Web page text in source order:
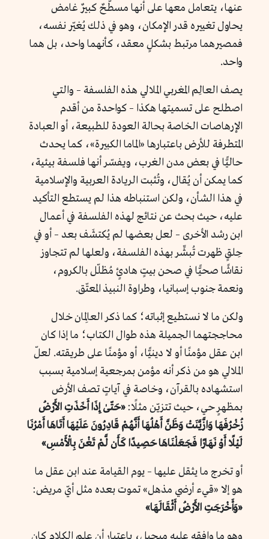
عنها، يتعامل معها على أنها مسطّحٌ كبيرٌ غامض
يحاول تغييره قدر الإمكان، وهو في ذلك يُغيّر نفسه،
فمصيرهما مرتبط بشكلٍ معقد، كأنهما واحد، بل هما
واحد.
يصف العالِم المغربي الملالي هذه الفلسفة – والتي
اصطلح على تسميتها هكذا – كواحدة من أقدم
الإرهاصات الخاصة بحالة العودة للطبيعة، أو العبادة
المتطرفة للأرض باعتبارها «الماما الكبيرة»، كما يحدث
حاليًّا في بعض مدن الغرب، ويفسّر أنها فلسفة بيئية،
كما يمكن أن يُقال، وتُثبت الريادة العربية والإسلامية
في هذا الشأن، ولكن استنباطه هذا لم يستطع التأكيد
عليه، حيث بحث عن نتائج لهذه الفلسفة في أعمال
ابن رشد الأخرى – لعل بعضها لم يُكتشَف بعد – أو في
حِلقٍ ظهرت تُبشِّر بهذه الفلسفة، ولعلها لم تتجاوز
نقاشًا صحيًّا في صحن بيتٍ هادئٍ مُظلّل بالكروم،
ونعمة جنوب إسبانيا، وطراوة النبيذ المعتّق.
ولكن ما لا نستطيع إثباته؛ كما ذكر العالِمان خلال
محاججتهما الجميلة هذه طوال الكتاب؛ ما إذا كان
ابن عقل مؤمنًا أو لا دينيًّا، أو مؤمنًا على طريقته. لعلّ
الملالي هو من ذكر أنه مؤمن بمرجعية إسلامية بسبب
استشهاده بالقرآن، وخاصة في آياتٍ تصف الأرض
بمظهرٍ حي، حيث تتزيّن مثلًا:«حَتّىٰ إِذَا أَخَذَتِ الأَرْضُ
زُخْرُفَهَا وَازَّيَّنَتْ وَظَنَّ أَهْلُهَا أَنَّهُمْ قَادِرُونَ عَلَيْهَا أَتَاهَا أَمْرُنَا
لَيْلًا أَوْ نَهَارًا فَجَعَلْنَاهَا حَصِيدًا كَأَن لَّمْ تَغْنَ بِالْأَمْسِ»
أو تخرج ما يثقل عليها – يوم القيامة عند ابن عقل ما
هو إلا «قيء أرضي مذهل» تموت بعده مثل أيّ مريض:
«وَأَخْرَجَتِ الأَرْضُ أَثْقَالَهَا»
وهو ما وافقه عليه ميجيل، باعتبار أن علم الكلام كان